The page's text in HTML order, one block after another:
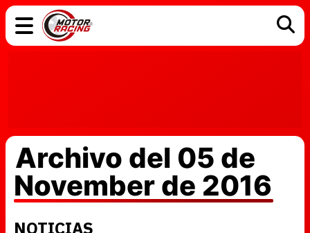
Archivo del 05 de
November de 2016
NOTICIAS